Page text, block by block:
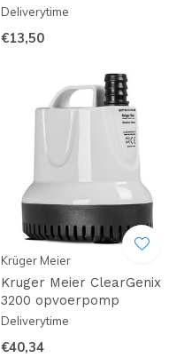
Deliverytime
€13,50
Krüger Meier
Kruger Meier ClearGenix
3200 opvoerpomp
Deliverytime
€40,34